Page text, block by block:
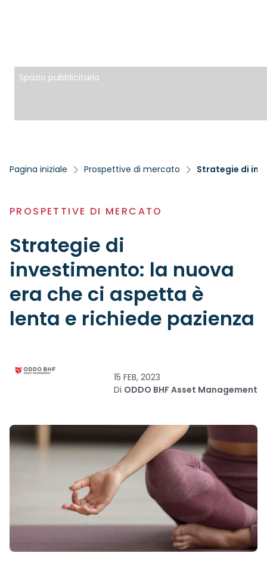
Spazio pubblicitario
Pagina iniziale Prospettive di mercato Strategie di
PROSPETTIVE DI MERCATO
Strategie di
investimento: la nuova
era che ci aspetta è
lenta e richiede pazienza
15 FEB, 2023
Di ODDO BHF Asset Management